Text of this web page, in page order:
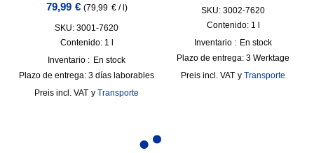
79,99 € (79,99 €/ )
SKU: 3001-7620
Contenido: 1 l
Inventario : En stock
Plazo de entrega: 3 días laborables
incl. VAT y Transporte
SKU: 3002-7620
Contenido: 1 l
Inventario : En stock
Plazo de entrega: 3 Werktage
incl. VAT y Transporte